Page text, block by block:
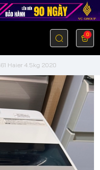
0
Haier 4.5kg 2020